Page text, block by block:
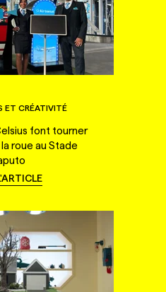
ET CRÉATIVITÉ
font tourner
roue au Stade